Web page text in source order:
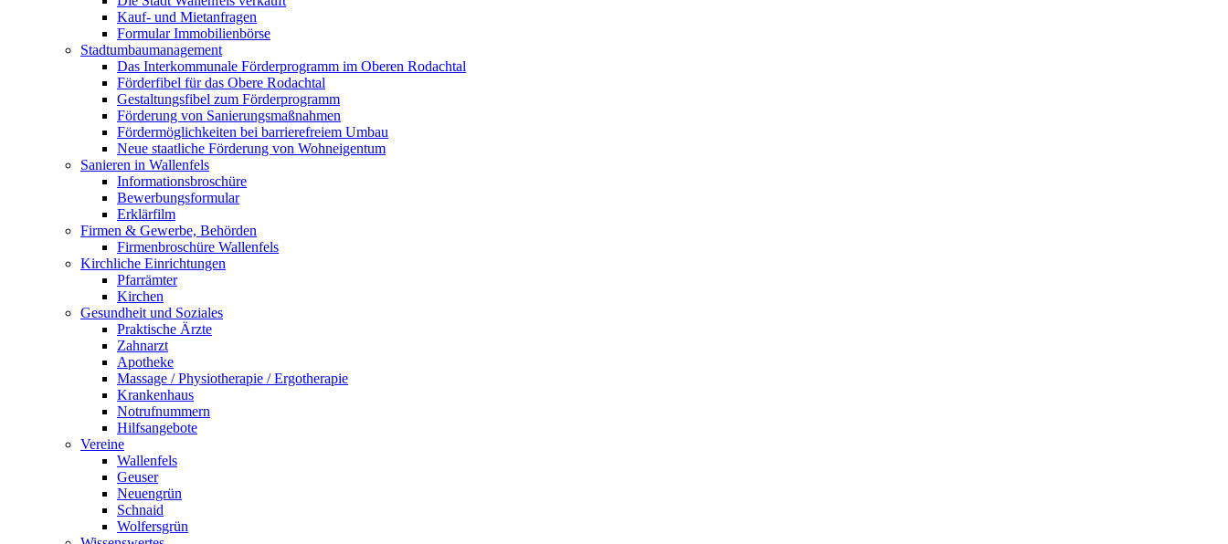
Kauf- und Mietanfragen
Formular Immobilienbörse
Stadtumbaumanagement
Das Interkommunale Förderprogramm im Oberen Rodachtal
Förderfibel für das Obere Rodachtal
Gestaltungsfibel zum Förderprogramm
Förderung von Sanierungsmaßnahmen
Fördermöglichkeiten bei barrierefreiem Umbau
Neue staatliche Förderung von Wohneigentum
Sanieren in Wallenfels
Informationsbroschüre
Bewerbungsformular
Erklärfilm
Firmen & Gewerbe, Behörden
Firmenbroschüre Wallenfels
Kirchliche Einrichtungen
Pfarrämter
Kirchen
Gesundheit und Soziales
Praktische Ärzte
Zahnarzt
Apotheke
Massage / Physiotherapie / Ergotherapie
Krankenhaus
Notrufnummern
Hilfsangebote
Vereine
Wallenfels
Geuser
Neuengrün
Schnaid
Wolfersgrün